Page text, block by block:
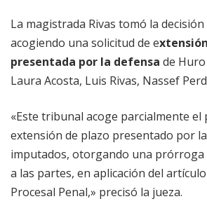
La magistrada Rivas tomó la
acogiendo una solicitud de e
presentada por la defensa de
Laura Acosta, Luis Rivas, Nassef
«Este tribunal acoge parcialmente el
extensión de plazo presentado por
imputados, otorgando una prórroga
a las partes, en aplicación del
Procesal Penal,» precisó la jueza.